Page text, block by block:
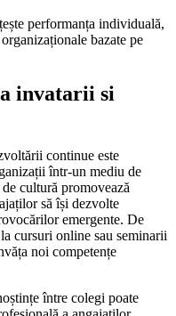
performanța individuală,
bazate pe
invatarii si
continue este
într-un mediu de
cultură promovează
să își dezvolte
emergente. De
cursuri online sau seminarii
noi competențe
între colegi poate